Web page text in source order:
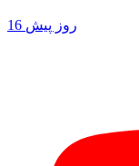
16 روز پیش